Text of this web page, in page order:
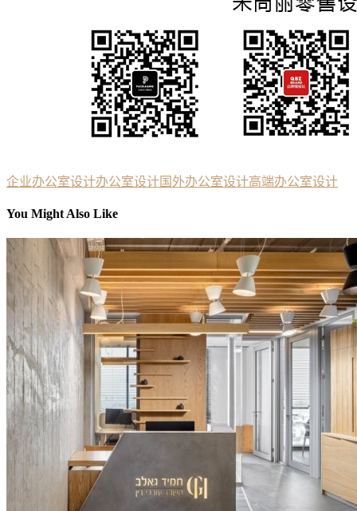
企业办公室设计办公室设计国外办公室设计高端办公室设计
You Might Also Like